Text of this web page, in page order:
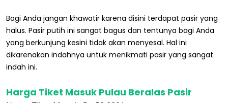
Bagi Anda jangan khawatir karena disini terdapat pasir yang
halus. Pasir putih ini sangat bagus dan tentunya bagi Anda
yang berkunjung kesini tidak akan menyesal. Hal ini
dikarenakan indahnya untuk menikmati pasir yang sangat
indah ini.
Harga Tiket Masuk Pulau Beralas Pasir